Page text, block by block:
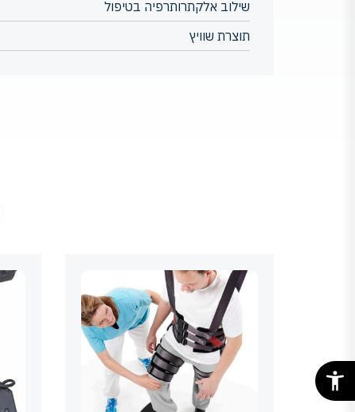
שילוב אלקתרותרפיה בטיפול
תוצרת שוויץ